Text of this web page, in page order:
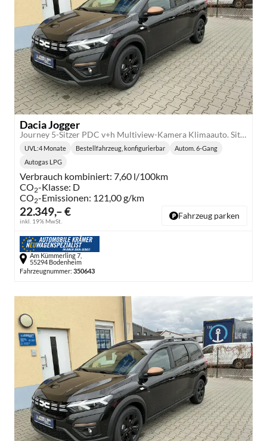
Dacia Jogger
Journey 5-Sitzer PDC v+h Multiview-Kamera Klimaauto. Sitzheizung
22.349,– €
inkl. 19% MwSt.
Lieferzeit:
UVL :4 Monate Bestellfahrzeug, konfigurierbar
Getriebe:
Autom. 6-Gang
Kraftstoff:
Autogas LPG
Verbrauch kombiniert: 7,60 l/100km
CO2-Klasse: D
CO2-Emissionen: 121,00 g/km
Fahrzeug parken
Am Kümmerling 7,
55294 Bodenheim
Fahrzeugnummer: 350643